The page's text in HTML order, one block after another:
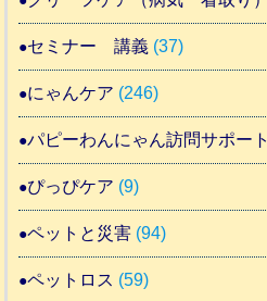
セミナー 講義 (37)
にゃんケア (246)
パピーわんにゃん訪問サポート
ぴっぴケア (9)
ペットと災害 (94)
ペットロス (59)